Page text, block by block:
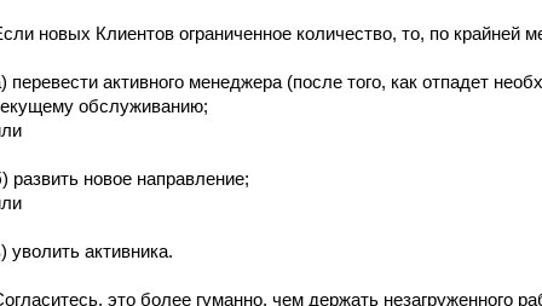
новых Клиентов ограниченное количество, то, по крайней
перевести активного менеджера (после того, как отпадет
обслуживанию;
развить новое направление;
уволить активника.
это более гуманно, чем держать незагруженного